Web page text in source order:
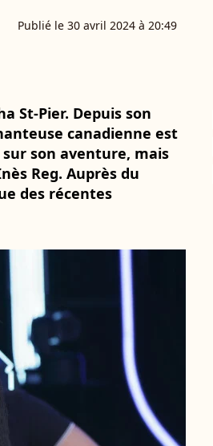
Publié le 30 avril 2024 à 20:49
St-Pier. Depuis son
canadienne est
son aventure, mais
Reg. Auprès du
des récentes